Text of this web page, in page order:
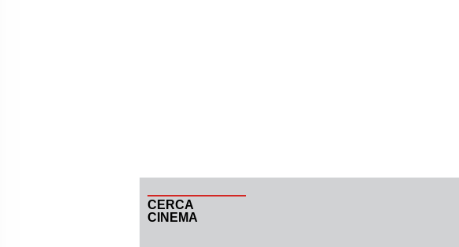
CERCA
CINEMA